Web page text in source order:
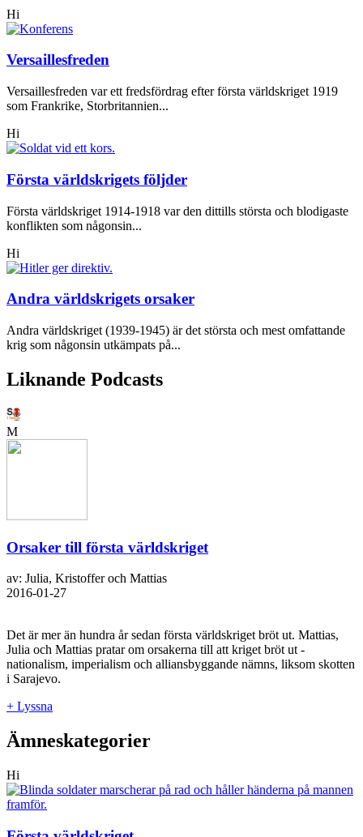
Hi
Versaillesfreden
Versaillesfreden var ett fredsfördrag efter första världskriget 1919
som Frankrike, Storbritannien...
Hi
Första världskrigets följder
Första världskriget 1914-1918 var den dittills största och blodigaste
konflikten som någonsin...
Hi
Andra världskrigets orsaker
Andra världskriget (1939-1945) är det största och mest omfattande
krig som någonsin utkämpats på...
Liknande Podcasts
M
Orsaker till första världskriget
av: Julia, Kristoffer och Mattias
2016-01-27
Det är mer än hundra år sedan första världskriget bröt ut. Mattias,
Julia och Mattias pratar om orsakerna till att kriget bröt ut -
nationalism, imperialism och alliansbyggande nämns, liksom skotten
i Sarajevo.
+ Lyssna
Ämneskategorier
Hi